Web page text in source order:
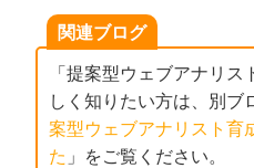
関連ブログ
「提案型ウェブアナリ
しく知りたい方は、別ブ
案型ウェブアナリスト育
た 」をご覧ください。